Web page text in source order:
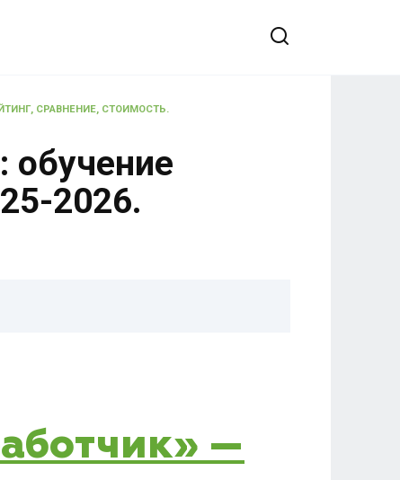
СРАВНЕНИЕ, СТОИМОСТЬ.
обучение
2026.
—